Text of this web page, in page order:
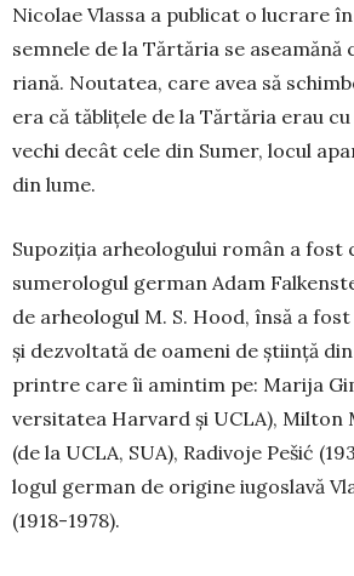
Nicolae Vlassa a publicat o lucrare
sem­nele de la Tărtăria se
riană. Nouta­tea, care avea să
era că tăbliţele de la Tăr­tăria erau
vechi de­cât cele din Sumer, locul
din lume.
Supoziția arheologului român a fost
sumerologul german Adam
de arheologul M. S. Hood, însă a
şi dezvoltată de oameni de ştiinţă
printre care îi amin­tim pe: Marija
ver­si­ta­tea Har­­vard şi UCLA), Mil­ton
(de la UCLA, SUA), Ra­di­voje Pešić
logul ger­­man de origi­ne iu­goslavă
(1918-1978).